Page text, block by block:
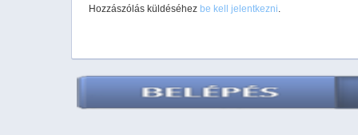
Hozzászólás küldéséhez be kell jelentkezni.